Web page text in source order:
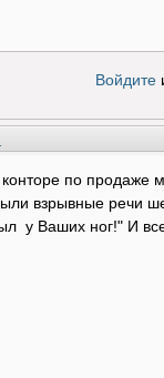
Войдите
по продаже
взрывные речи
у Ваших ног!" И